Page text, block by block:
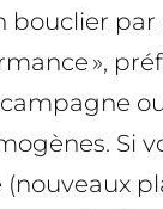
bouclier par
»,
Si
(nouveaux